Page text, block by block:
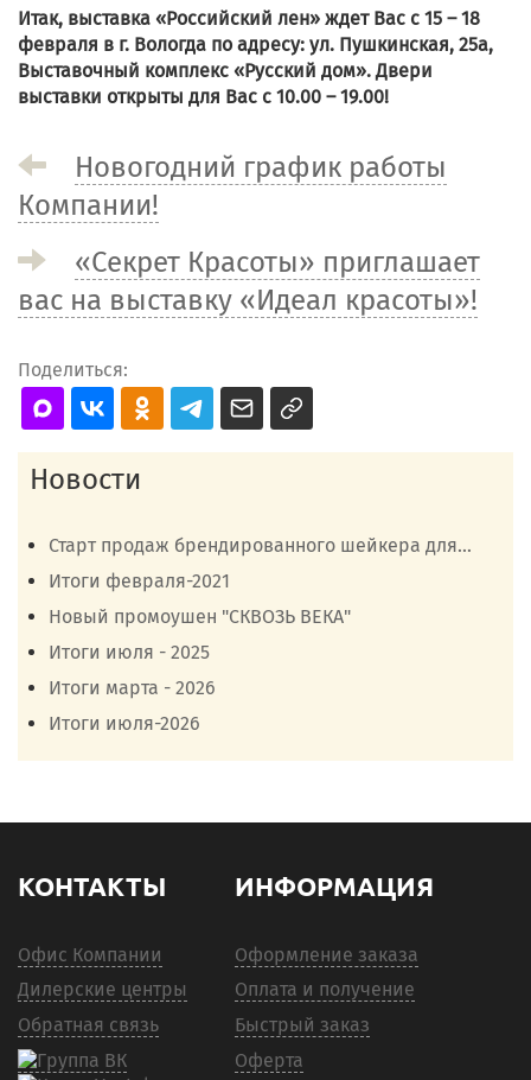
Итак, выставка «Российский лен» ждет Вас с 15 – 18
февраля в г. Вологда по адресу: ул. Пушкинская, 25а,
Выставочный комплекс «Русский дом». Двери
выставки открыты для Вас с 10.00 – 19.00!
Новогодний график работы
Компании!
«Секрет Красоты» приглашает
вас на выставку «Идеал красоты»!
Поделиться:
Новости
Старт продаж брендированного шейкера для...
Итоги февраля-2021
Новый промоушен "СКВОЗЬ ВЕКА"
Итоги июля - 2025
Итоги марта - 2026
Итоги июля-2026
КОНТАКТЫ
Офис Компании
Дилерские центры
Обратная связь
ИНФОРМАЦИЯ
Оформление заказа
Оплата и получение
Быстрый заказ
Оферта